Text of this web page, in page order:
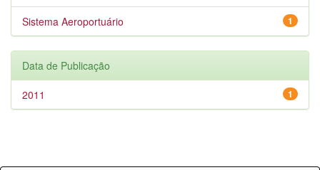
1
Sistema Aeroportuário
Data de Publicação
1
2011